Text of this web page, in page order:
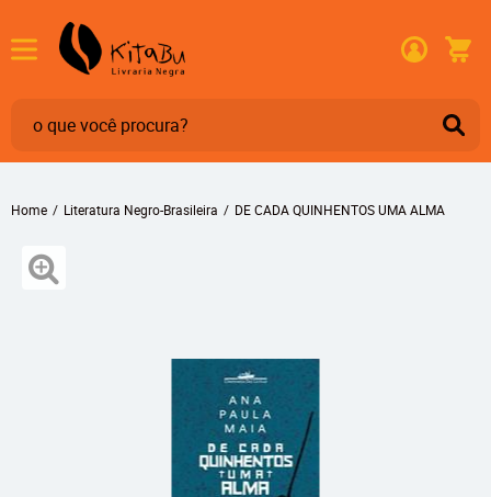
Home Literatura Negro-Brasileira DE CADA QUINHENTOS UMA ALMA